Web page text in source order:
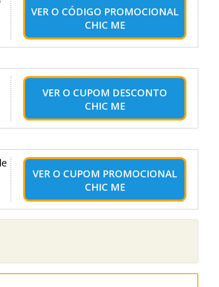
VER O CÓDIGO PROMOCIONAL
CHIC ME
VER O CUPOM DESCONTO
CHIC ME
VER O CUPOM PROMOCIONAL
CHIC ME